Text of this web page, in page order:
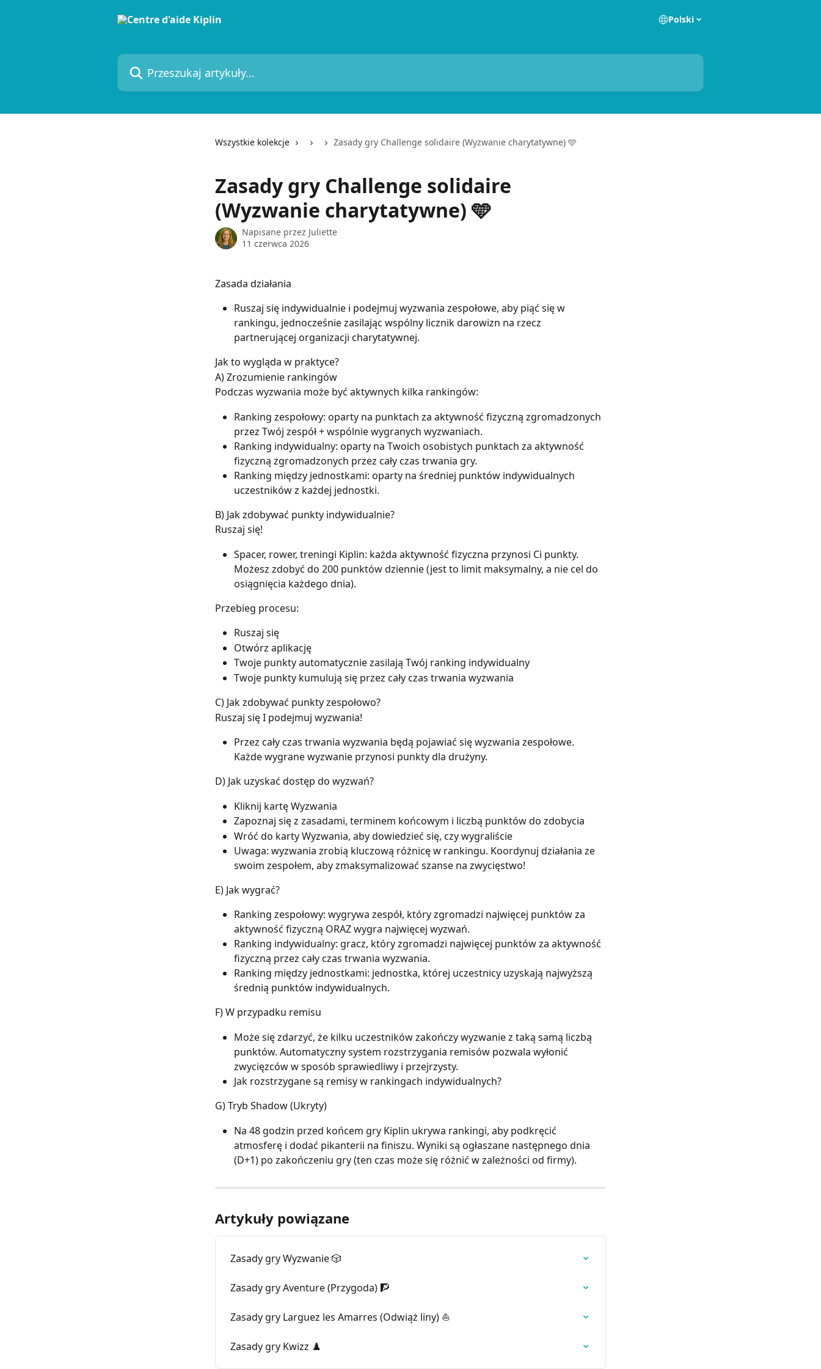
Polski
Przeszukaj artykuły...
Wszystkie kolekcje Zasady gry Challenge solidaire (Wyzwanie charytatywne) 🩵
Zasady gry Challenge solidaire
(Wyzwanie charytatywne) 🩵
Napisane przez Juliette
11 czerwca 2026
Zasada działania
Ruszaj się indywidualnie i podejmuj wyzwania zespołowe, aby piąć się w
rankingu, jednocześnie zasilając wspólny licznik darowizn na rzecz
partnerującej organizacji charytatywnej.
Jak to wygląda w praktyce?
A) Zrozumienie rankingów
Podczas wyzwania może być aktywnych kilka rankingów:
Ranking zespołowy: oparty na punktach za aktywność fizyczną zgromadzonych
przez Twój zespół + wspólnie wygranych wyzwaniach.
Ranking indywidualny: oparty na Twoich osobistych punktach za aktywność
fizyczną zgromadzonych przez cały czas trwania gry.
Ranking między jednostkami: oparty na średniej punktów indywidualnych
uczestników z każdej jednostki.
B) Jak zdobywać punkty indywidualnie?
Ruszaj się!
Spacer, rower, treningi Kiplin: każda aktywność fizyczna przynosi Ci punkty.
Możesz zdobyć do 200 punktów dziennie (jest to limit maksymalny, a nie cel do
osiągnięcia każdego dnia).
Przebieg procesu:
Ruszaj się
Otwórz aplikację
Twoje punkty automatycznie zasilają Twój ranking indywidualny
Twoje punkty kumulują się przez cały czas trwania wyzwania
C) Jak zdobywać punkty zespołowo?
Ruszaj się I podejmuj wyzwania!
Przez cały czas trwania wyzwania będą pojawiać się wyzwania zespołowe.
Każde wygrane wyzwanie przynosi punkty dla drużyny.
D) Jak uzyskać dostęp do wyzwań?
Kliknij kartę Wyzwania
Zapoznaj się z zasadami, terminem końcowym i liczbą punktów do zdobycia
Wróć do karty Wyzwania, aby dowiedzieć się, czy wygraliście
Uwaga: wyzwania zrobią kluczową różnicę w rankingu. Koordynuj działania ze
swoim zespołem, aby zmaksymalizować szanse na zwycięstwo!
E) Jak wygrać?
Ranking zespołowy: wygrywa zespół, który zgromadzi najwięcej punktów za
aktywność fizyczną ORAZ wygra najwięcej wyzwań.
Ranking indywidualny: gracz, który zgromadzi najwięcej punktów za aktywność
fizyczną przez cały czas trwania wyzwania.
Ranking między jednostkami: jednostka, której uczestnicy uzyskają najwyższą
średnią punktów indywidualnych.
F) W przypadku remisu
Może się zdarzyć, że kilku uczestników zakończy wyzwanie z taką samą liczbą
punktów. Automatyczny system rozstrzygania remisów pozwala wyłonić
zwycięzców w sposób sprawiedliwy i przejrzysty.
Jak rozstrzygane są remisy w rankingach indywidualnych?
G) Tryb Shadow (Ukryty)
Na 48 godzin przed końcem gry Kiplin ukrywa rankingi, aby podkręcić
atmosferę i dodać pikanterii na finiszu. Wyniki są ogłaszane następnego dnia
(D+1) po zakończeniu gry (ten czas może się różnić w zależności od firmy).
Artykuły powiązane
Zasady gry Wyzwanie 🎲
Zasady gry Aventure (Przygoda) 🧗
Zasady gry Larguez les Amarres (Odwiąż liny) ⛵
Zasady gry Kwizz ♟️